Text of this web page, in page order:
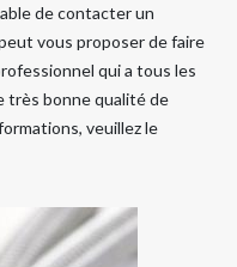
de contacter un
vous proposer de faire
qui a tous les
très bonne qualité de
veuillez le